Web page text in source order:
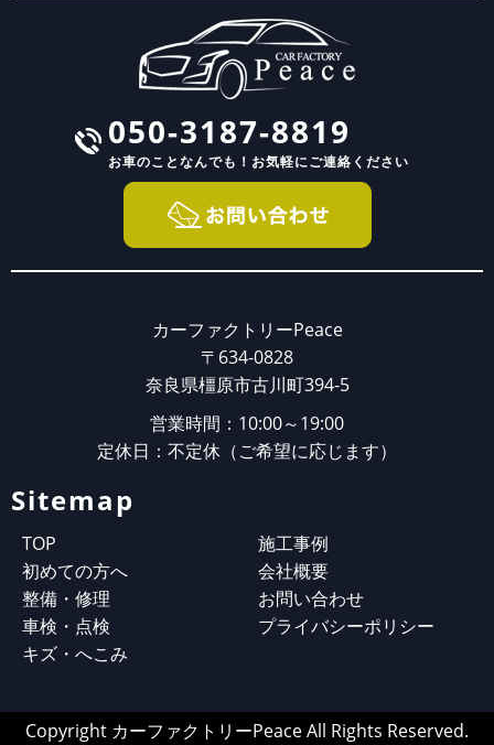
050-3187-8819
お車のことなんでも！ お気軽にご連絡ください
カーファクトリーPeace
〒634-0828
奈良県橿原市古川町394-5
営業時間：10:00～19:00
定休日：不定休（ご希望に応じます）
Sitemap
TOP
初めての方へ
整備・修理
車検・点検
キズ・へこみ
施工事例
会社概要
お問い合わせ
プライバシーポリシー
Copyright カーファクトリーPeace All Rights Reserved.